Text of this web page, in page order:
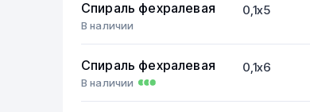
Спираль фехралевая
В наличии
0,1х5
Спираль фехралевая
В наличии
0,1х6